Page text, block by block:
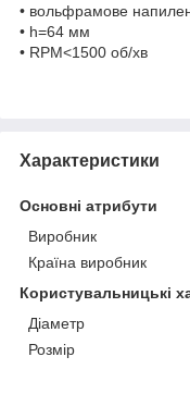
• вольфрамове
• h=64 мм
• RPM<1500 об/хв
Характеристики
Основні атрибути
Виробник
Країна виробник
Користувальницькі
Діаметр
Розмір